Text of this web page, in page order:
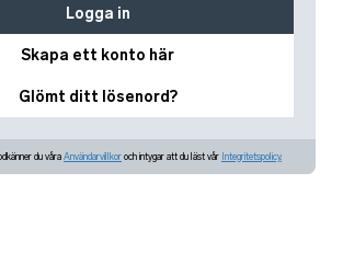
Skapa ett konto här
Glömt ditt lösenord?
Logga in
du våra Användarvillkor och intygar att du läst vår Integritetspolicy.